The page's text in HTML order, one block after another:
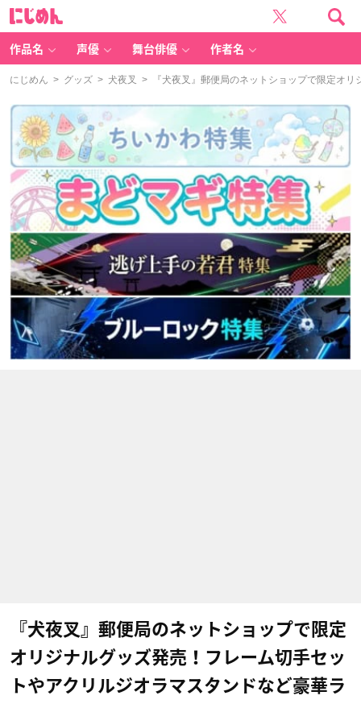
作品名 声優 舞台俳優 作者名
にじめん > グッズ > 犬夜叉 > 『犬夜叉』郵便局のネットショップで限定オリ
『犬夜叉』郵便局のネットショップで限定
オリジナルグッズ発売！フレーム切手セッ
トやアクリルジオラマスタンドなど豪華ラ